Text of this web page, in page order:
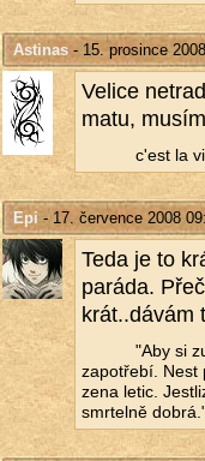
Astinas- 15. prosince
Ve­li­ce
ma­tu,
c'est la
Epi - 17. července 2008
Teda je to
pa­rá­da.
krát..dávám
"Aby si
za­po­tře­bí. Nest
ze­na letic.
smr­tel­ně